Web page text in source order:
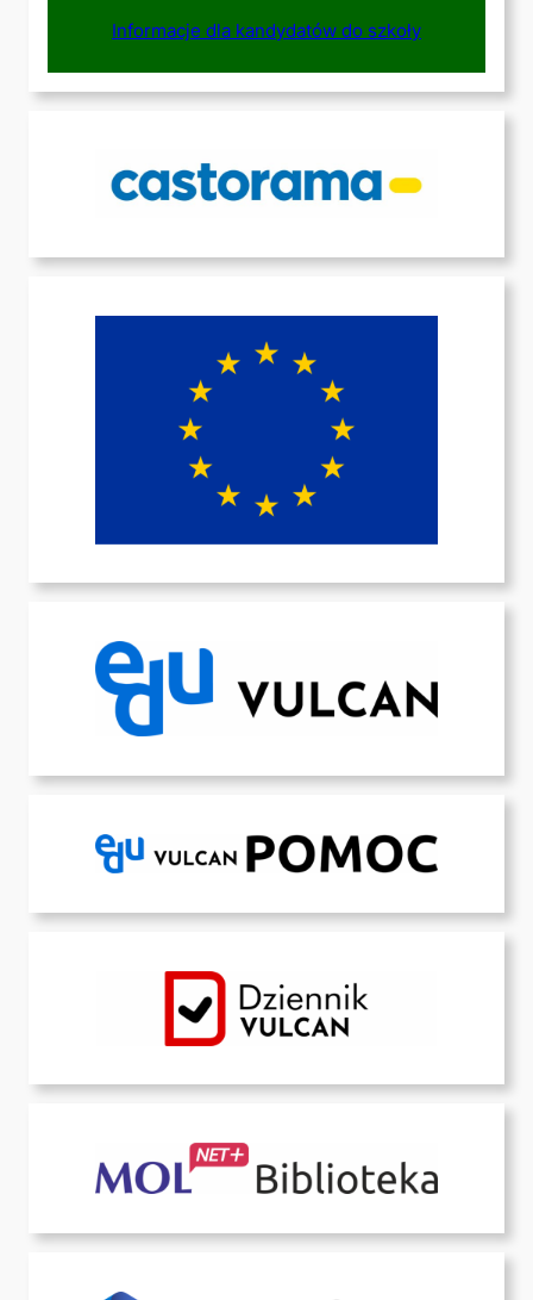
Informacje dla kandydatów do szkoły